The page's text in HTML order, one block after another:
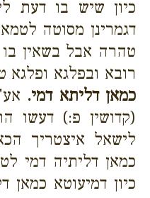
כיון שיש בו דעת
דגמרינן מסוטה
טהרה אבל בשאין
רובא ובפלגא ופלגא
כמאן דליתא דמי.
(קדושין פ:) דעשו
לישאל איצטריך
כמאן דליתיה דמי
כיון דמיעוטא כמאן